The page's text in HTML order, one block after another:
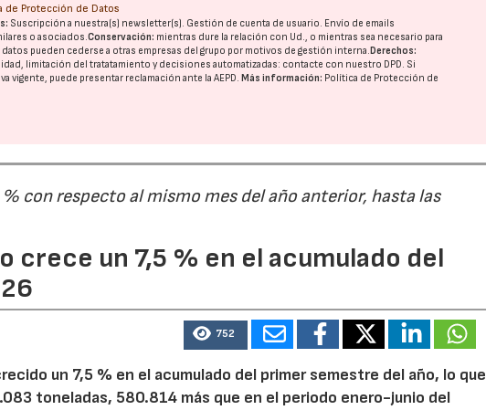
de Protección de Datos
Suscripción a nuestra(s) newsletter(s). Gestión de cuenta de usuario. Envío de emails
o asociados.Conservación: mientras dure la relación con Ud., o mientras sea necesario para
datos pueden cederse a otras empresas del grupo por motivos de gestión interna.Derechos:
limitación del tratatamiento y decisiones automatizadas: contacte con nuestro DPD. Si
vigente, puede presentar reclamación ante laAEPD.Más información: Política de Protección de
con respecto al mismo mes del año anterior, hasta las
crece un 7,5 % en el acumulado del
752
un 7,5 % en el acumulado del primer semestre del año, lo que
toneladas, 580.814 más que en el periodo enero-junio del
28/07/2026 30/07/2026